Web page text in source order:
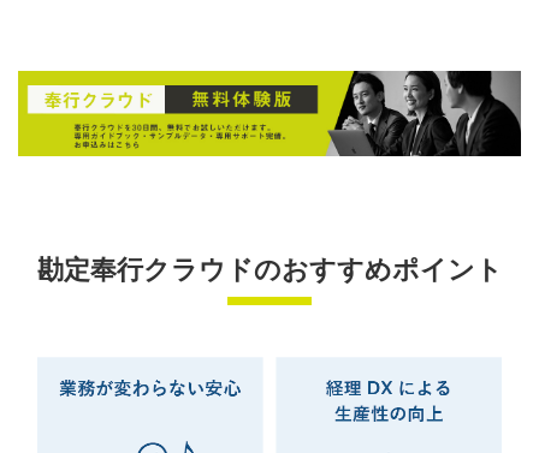
勘定奉行クラウドのおすすめポイント